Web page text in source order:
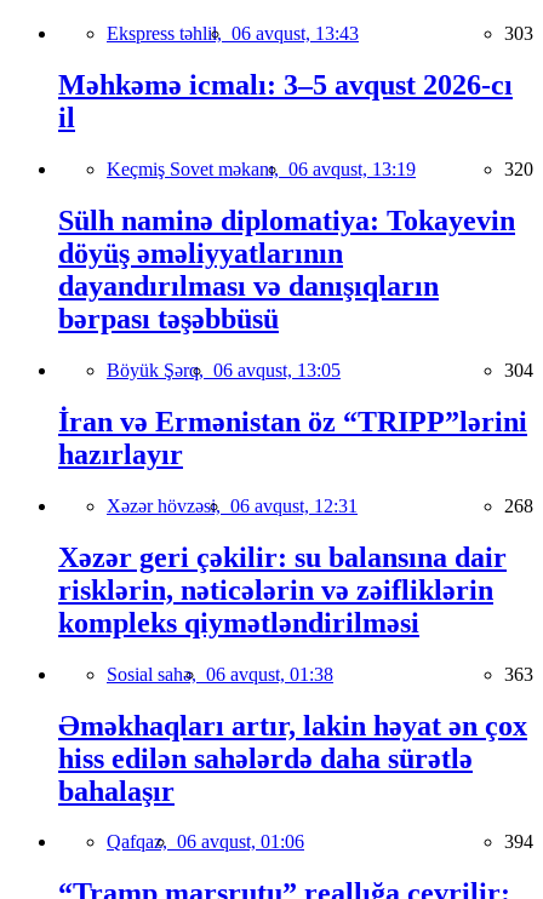
Ekspress təhlil, 06 avqust, 13:43 303
Məhkəmə icmalı: 3–5 avqust 2026-cı
il
Keçmiş Sovet məkanı, 06 avqust, 13:19 320
Sülh naminə diplomatiya: Tokayevin
döyüş əməliyyatlarının
dayandırılması və danışıqların
bərpası təşəbbüsü
Böyük Şərq, 06 avqust, 13:05 304
İran və Ermənistan öz “TRIPP”lərini
hazırlayır
Xəzər hövzəsi, 06 avqust, 12:31 268
Xəzər geri çəkilir: su balansına dair
risklərin, nəticələrin və zəifliklərin
kompleks qiymətləndirilməsi
Sosial sahə, 06 avqust, 01:38 363
Əməkhaqları artır, lakin həyat ən çox
hiss edilən sahələrdə daha sürətlə
bahalaşır
Qafqaz, 06 avqust, 01:06 394